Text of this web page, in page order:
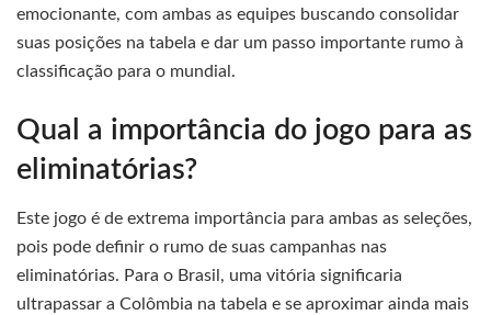
emocionante, com ambas as equipes buscando consolidar
suas posições na tabela e dar um passo importante rumo à
classificação para o mundial.
Qual a importância do jogo para as
eliminatórias?
Este jogo é de extrema importância para ambas as seleções,
pois pode definir o rumo de suas campanhas nas
eliminatórias. Para o Brasil, uma vitória significaria
ultrapassar a Colômbia na tabela e se aproximar ainda mais